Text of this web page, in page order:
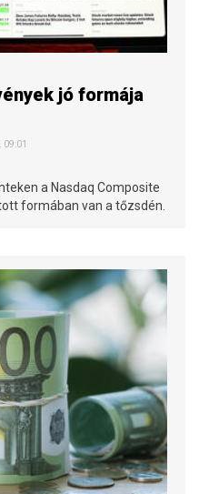
jó formája
09:01
a Nasdaq Composite
formában van a tőzsdén.